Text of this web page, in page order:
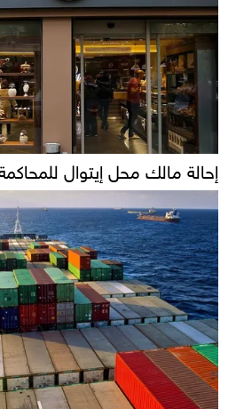
إحالة مالك محل إيتوال للمحاكمة